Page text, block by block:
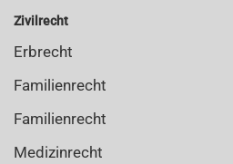
Zivilrecht
Erbrecht
Familienrecht
Familienrecht
Medizinrecht